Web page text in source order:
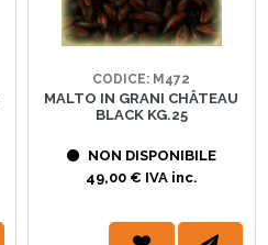
CODICE: M472
MALTO IN GRANI CHÂTEAU
BLACK KG.25
NON DISPONIBILE
49,00 € IVA inc.